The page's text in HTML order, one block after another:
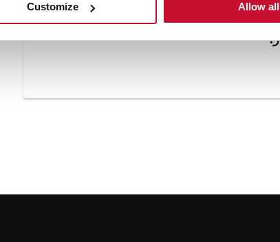
Customize Allow all
اختتمت شركة تيكا بنجاح مشاركتها في معرض IFA 2025 احتفالاً بمرور